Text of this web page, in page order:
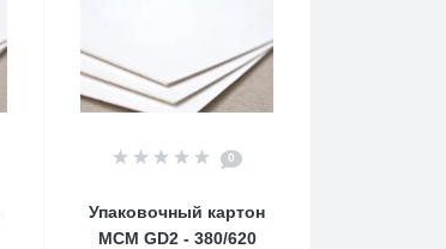
0
Упаковочный картон
MCM GD2 - 380/620